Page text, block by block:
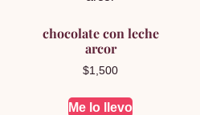
chocolate con leche
arcor
$1,500
Me lo llevo